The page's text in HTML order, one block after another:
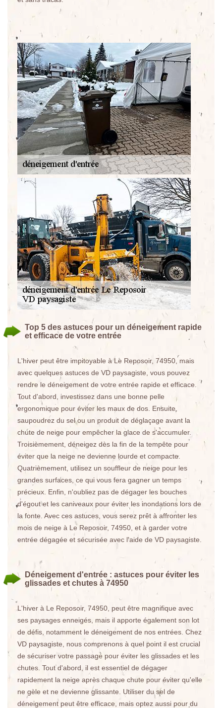
Top 5 des astuces pour un déneigement rapide
et efficace de votre entrée
L'hiver peut être impitoyable à Le Reposoir, 74950, mais
avec quelques astuces de VD paysagiste, vous pouvez
rendre le déneigement de votre entrée rapide et efficace.
Tout d'abord, investissez dans une bonne pelle
ergonomique pour éviter les maux de dos. Ensuite,
saupoudrez du sel ou un produit de déglaçage avant la
chute de neige pour empêcher la glace de s'accumuler.
Troisièmement, déneigez dès la fin de la tempête pour
éviter que la neige ne devienne lourde et compacte.
Quatrièmement, utilisez un souffleur de neige pour les
grandes surfaces, ce qui vous fera gagner un temps
précieux. Enfin, n'oubliez pas de dégager les bouches
d'égout et les caniveaux pour éviter les inondations lors de
la fonte. Avec ces astuces, vous serez prêt à affronter les
mois de neige à Le Reposoir, 74950, et à garder votre
entrée dégagée et sécurisée avec l'aide de VD paysagiste.
Déneigement d'entrée : astuces pour éviter les
glissades et chutes à 74950
L'hiver à Le Reposoir, 74950, peut être magnifique avec
ses paysages enneigés, mais il apporte également son lot
de défis, notamment le déneigement de nos entrées. Chez
VD paysagiste, nous comprenons à quel point il est crucial
de sécuriser votre passage pour éviter les glissades et les
chutes. Tout d'abord, il est essentiel de dégager
rapidement la neige après chaque chute pour éviter qu'elle
ne gèle et ne devienne glissante. Utiliser du sel de
déneigement peut être efficace, mais optez aussi pour du